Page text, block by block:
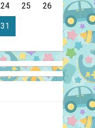
24 25 26
31